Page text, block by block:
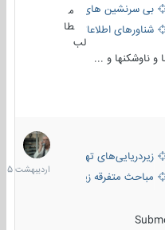
بی سرنشین های دریایی
شناورهای اطلاعاتی و جاسوسی
طا
لب
ناوشکنها و ...
زیردریایی‌های تهاجمی
مباحث متفرقه زیرسطحی
31
1405